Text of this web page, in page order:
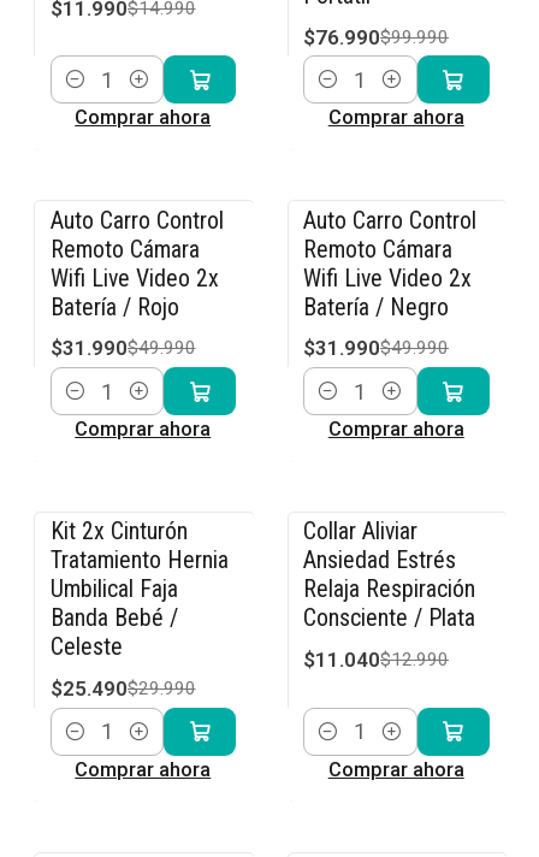
$11.990$14.990
Cantidad
Comprar ahora
$76.990$99.990
Cantidad
Comprar ahora
-36% OFF
Auto Carro Control
Remoto Cámara
Wifi Live Video 2x
Batería / Rojo
$31.990$49.990
Cantidad
Comprar ahora
-36% OFF
Auto Carro Control
Remoto Cámara
Wifi Live Video 2x
Batería / Negro
$31.990$49.990
Cantidad
Comprar ahora
-15% OFF
Kit 2x Cinturón
Tratamiento Hernia
Umbilical Faja
Banda Bebé /
Celeste
$25.490$29.990
Cantidad
Comprar ahora
-15% OFF
Collar Aliviar
Ansiedad Estrés
Relaja Respiración
Consciente / Plata
$11.040$12.990
Cantidad
Comprar ahora